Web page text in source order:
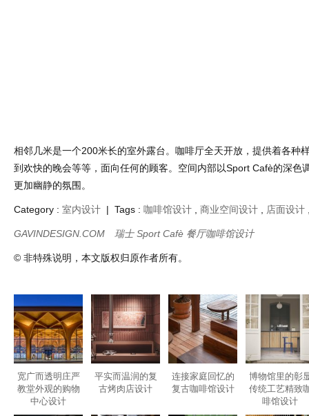
相邻几米是一个200米长的室外露台。咖啡厅全天开放，提供着各种
到欢快的晚会等等，面向任何的顾客。空间内部以Sport Cafè的深色
更加幽静的氛围。
Category : 室内设计 | Tags : 咖啡馆设计 商业空间设计 店面设计
GAVINDESIGN.COM 瑞士 Sport Cafè 餐厅咖啡馆设计
© 非特殊说明，本文版权归原作者所有。
宽广而透明庄严
教堂外观的购物
中心设计
平实而温润的复
古烤肉店设计
连接家庭回忆的
复古咖啡馆设计
博物馆里的彰
传统工艺精致
啡馆设计